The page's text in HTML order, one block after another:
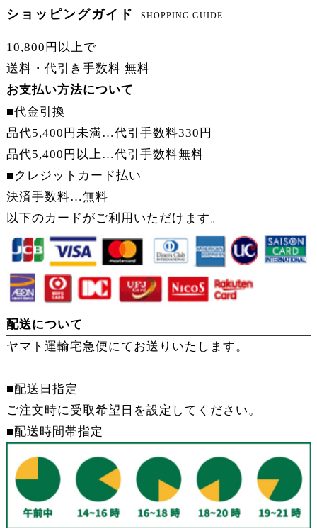
ショッピングガイド SHOPPING GUIDE
10,800円以上で
送料・代引き手数料 無料
お支払い方法について
■代金引換
品代5,400円未満…代引手数料330円
品代5,400円以上…代引手数料無料
■クレジットカード払い
決済手数料…無料
以下のカードがご利用いただけます。
配送について
ヤマト運輸宅急便にてお送りいたします。
■配送日指定
ご注文時に受取希望日を設定してください。
■配送時間帯指定